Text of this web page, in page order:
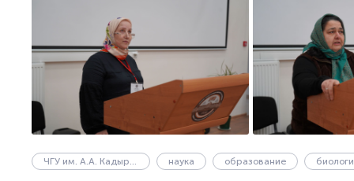
ЧГУ им. А.А. Кадырова наука образование